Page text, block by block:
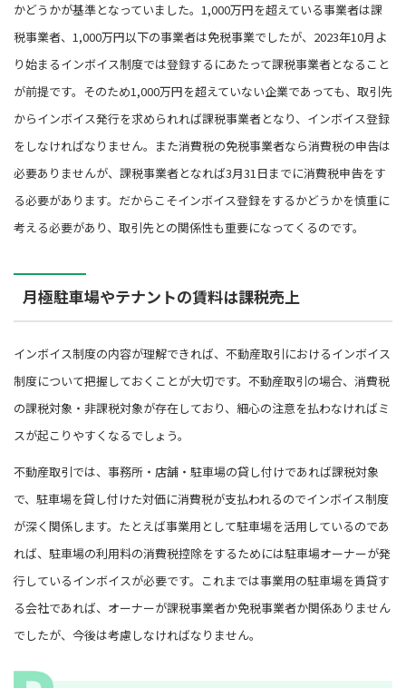
かどうかが基準となっていました。1,000万円を超えている事業者は課
税事業者、1,000万円以下の事業者は免税事業でしたが、2023年10月よ
り始まるインボイス制度では登録するにあたって課税事業者となること
が前提です。そのため1,000万円を超えていない企業であっても、取引先
からインボイス発行を求められれば課税事業者となり、インボイス登録
をしなければなりません。また消費税の免税事業者なら消費税の申告は
必要ありませんが、課税事業者となれば3月31日までに消費税申告をす
る必要があります。だからこそインボイス登録をするかどうかを慎重に
考える必要があり、取引先との関係性も重要になってくるのです。
月極駐車場やテナントの賃料は課税売上
インボイス制度の内容が理解できれば、不動産取引におけるインボイス
制度について把握しておくことが大切です。不動産取引の場合、消費税
の課税対象・非課税対象が存在しており、細心の注意を払わなければミ
スが起こりやすくなるでしょう。
不動産取引では、事務所・店舗・駐車場の貸し付けであれば課税対象
で、駐車場を貸し付けた対価に消費税が支払われるのでインボイス制度
が深く関係します。たとえば事業用として駐車場を活用しているのであ
れば、駐車場の利用料の消費税控除をするためには駐車場オーナーが発
行しているインボイスが必要です。これまでは事業用の駐車場を賃貸す
る会社であれば、オーナーが課税事業者か免税事業者か関係ありません
でしたが、今後は考慮しなければなりません。